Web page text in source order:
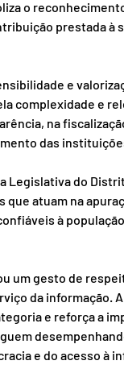
o
prestada à
e
complexidade e
na
das
Legislativa do
atuam na
à
um gesto de
da informação.
e reforça a
e do acesso à